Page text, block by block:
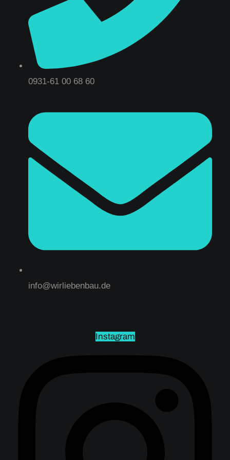
0931-61 00 68 60
info@wirliebenbau.de
Instagram